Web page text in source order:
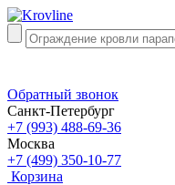
Обратный звонок
Санкт-Петербург
+7 (993) 488-69-36
Москва
+7 (499) 350-10-77
Корзина